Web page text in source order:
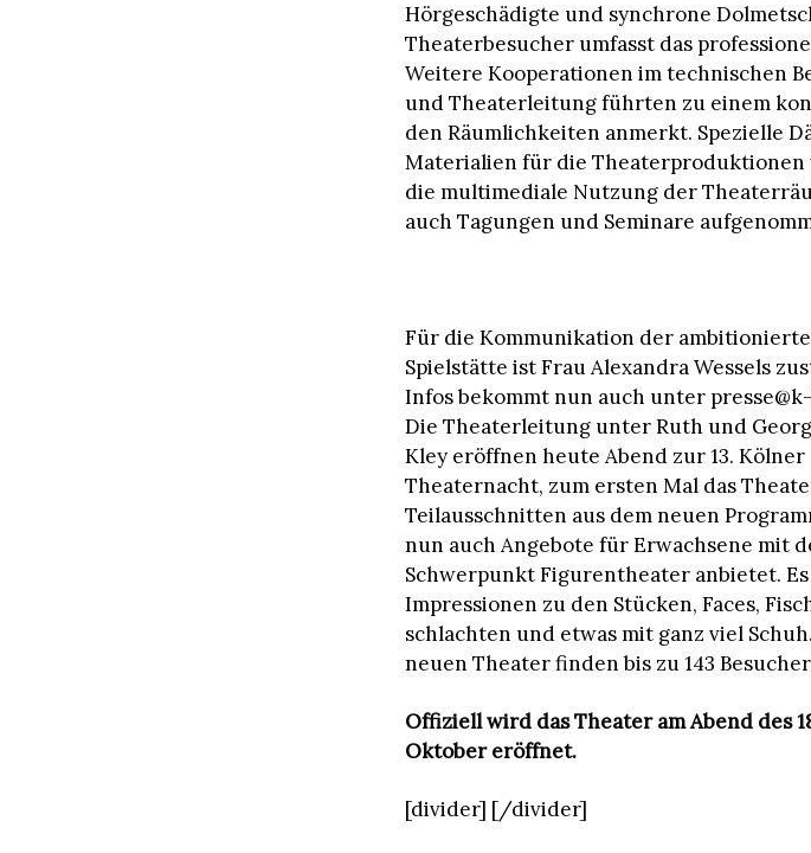
Hörgeschädigte und synchrone
Theaterbesucher umfasst das
Weitere Kooperationen im technischen
und Theaterleitung führten zu einem
den Räumlichkeiten anmerkt. Spezielle
Materialien für die
die multimediale Nutzung der
auch Tagungen und Seminare
Für die Kommunikation der
Spielstätte ist Frau Alexandra Wessels
Infos bekommt nun auch unter
Die Theaterleitung unter Ruth und
Kley eröffnen heute Abend zur 13. Kölner
Theaternacht, zum ersten Mal das
Teilausschnitten aus dem neuen
nun auch Angebote für Erwachsene mit
Schwerpunkt Figurentheater anbietet.
Impressionen zu den Stücken, Faces,
schlachten und etwas mit ganz viel
neuen Theater finden bis zu 143
Offiziell wird das Theater am Abend des
Oktober eröffnet.
[divider] [/divider]